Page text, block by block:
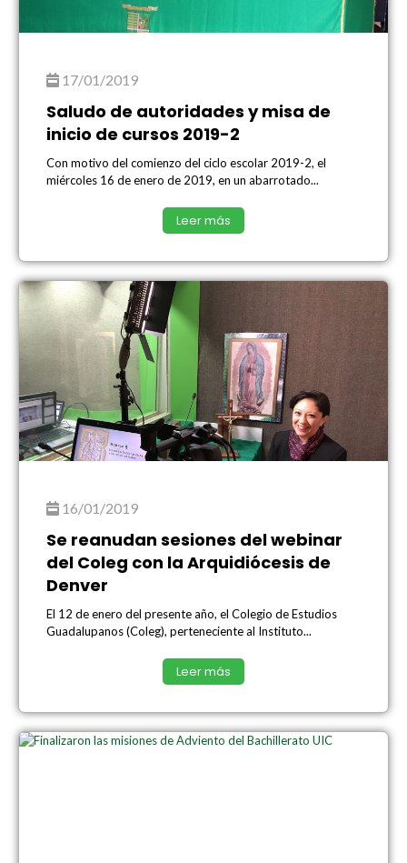
17/01/2019
Saludo de autoridades y misa de
inicio de cursos 2019-2
Con motivo del comienzo del ciclo escolar 2019-2, el
miércoles 16 de enero de 2019, en un abarrotado...
Leer más
16/01/2019
Se reanudan sesiones del webinar
del Coleg con la Arquidiócesis de
Denver
El 12 de enero del presente año, el Colegio de Estudios
Guadalupanos (Coleg), perteneciente al Instituto...
Leer más